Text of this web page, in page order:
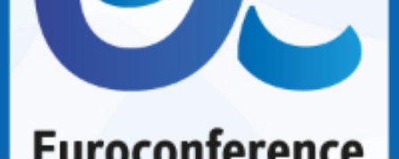
COMMERCIO INTERNAZIONALE
BANCARIO E FINANZIARIO
NEWS ED EVENTI